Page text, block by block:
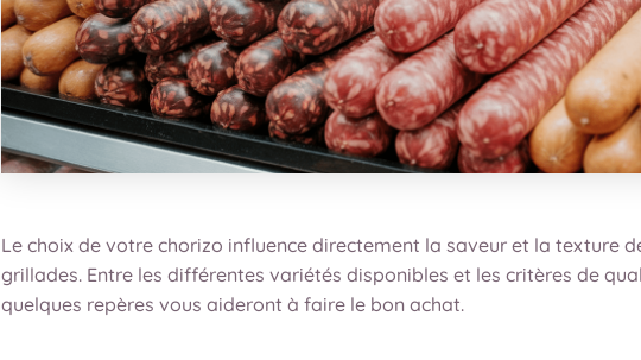
Le choix de votre chorizo influence directement la saveur et la texture
grillades. Entre les différentes variétés disponibles et les critères de
quelques repères vous aideront à faire le bon achat.